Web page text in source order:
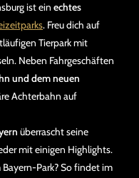
ist ein echtes
. Freu dich auf
Tierpark mit
Neben Fahrgeschäften
und dem neuen
Achterbahn auf
überrascht seine
mit einigen Highlights.
Park? So findet im